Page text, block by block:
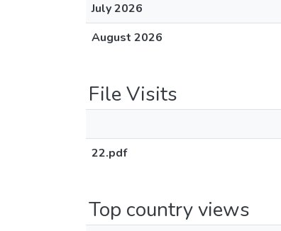
July 2026
August 2026
File Visits
22.pdf
Top country views